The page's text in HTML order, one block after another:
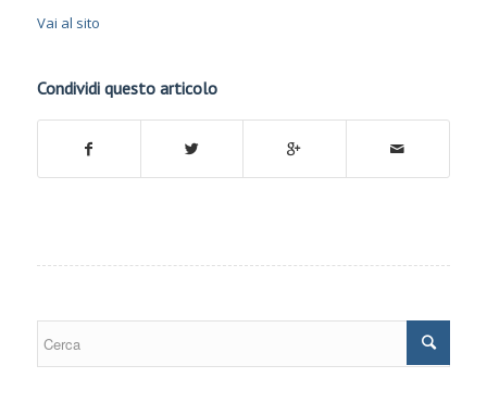
Vai al sito
Condividi questo articolo